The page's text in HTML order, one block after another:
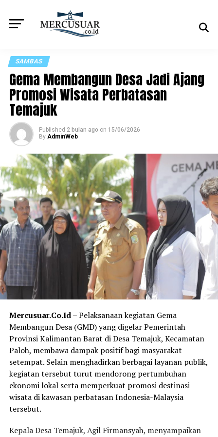
SAMBAS
Gema Membangun Desa Jadi Ajang
Promosi Wisata Perbatasan
Temajuk
Published 2 bulan ago on 15/06/2026
By AdminWeb
Mercusuar.Co.Id– Pelaksanaan kegiatan Gema
Membangun Desa (GMD) yang digelar Pemerintah
Provinsi Kalimantan Barat di Desa Temajuk, Kecamatan
Paloh, membawa dampak positif bagi masyarakat
setempat. Selain menghadirkan berbagai layanan publik,
kegiatan tersebut turut mendorong pertumbuhan
ekonomi lokal serta memperkuat promosi destinasi
wisata di kawasan perbatasan Indonesia-Malaysia
tersebut.
Kepala Desa Temajuk, Agil Firmansyah, menyampaikan